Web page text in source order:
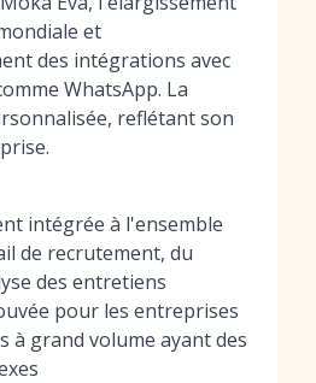
et
des intégrations avec
WhatsApp. La
reflétant son
intégrée à l'ensemble
de recrutement, du
des entretiens
pour les entreprises
à grand volume ayant des